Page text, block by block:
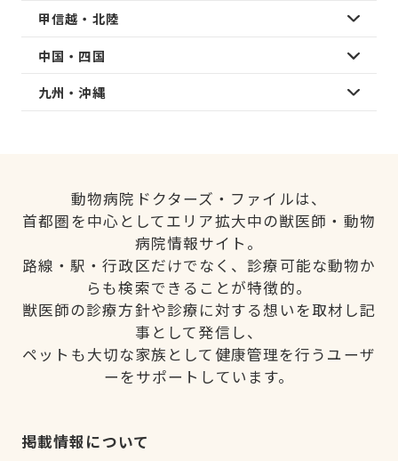
甲信越・北陸
中国・四国
九州・沖縄
動物病院ドクターズ・ファイルは、
首都圏を中心としてエリア拡大中の獣医師・動物
病院情報サイト。
路線・駅・行政区だけでなく、診療可能な動物か
らも検索できることが特徴的。
獣医師の診療方針や診療に対する想いを取材し記
事として発信し、
ペットも大切な家族として健康管理を行うユーザ
ーをサポートしています。
掲載情報について